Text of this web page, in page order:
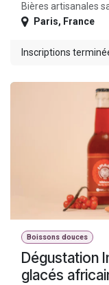
Bières artisanales
Paris, France
Inscriptions
Boissons douces
Dégustation
glacés